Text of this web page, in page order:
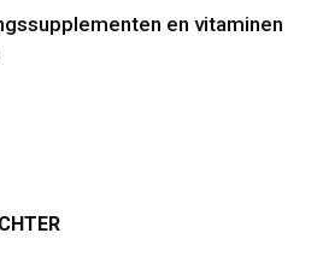
en vitaminen